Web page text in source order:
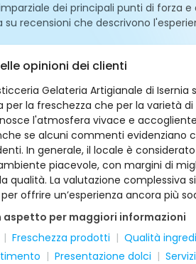
dei principali punti di forza
su recensioni che descrivono
opinioni dei clienti
Gelateria Artigianale di
per la freschezza che per la varietà
l'atmosfera vivace e
se alcuni commenti evidenziano
In generale, il locale è
piacevole, con margini di
qualità. La valutazione complessiva
offrire un’esperienza ancora più
aspetto per maggiori informazioni
Freschezza prodotti Qualità
Presentazione dolci